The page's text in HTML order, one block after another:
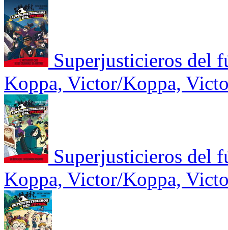
Superjusticieros del
Koppa, Victor/Koppa,
Superjusticieros del
Koppa, Victor/Koppa,